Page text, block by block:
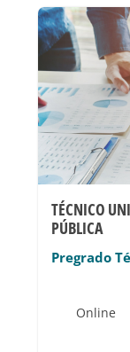
TÉCNICO
PÚBLICA
Pregrado
Online